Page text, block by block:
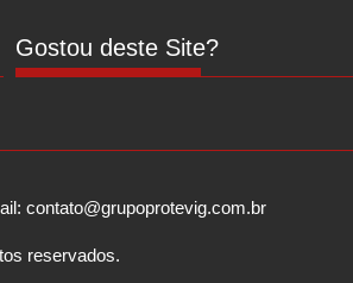
Gostou deste Site?
contato@grupoprotevig.com.br
reservados.